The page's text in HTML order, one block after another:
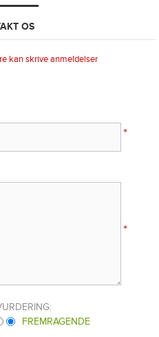
OS
kan skrive anmeldelser
*
*
FREMRAGENDE